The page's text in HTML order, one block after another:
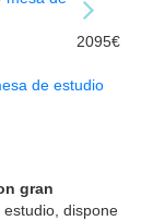
2095€
de estudio
gran
estudio, dispone